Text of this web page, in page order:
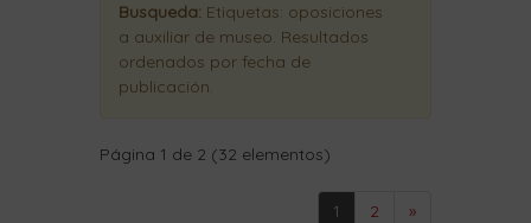
Busqueda: Etiquetas: oposiciones
a auxiliar de museo. Resultados
ordenados por fecha de
publicación.
Página 1 de 2 (32 elementos)
1 2 »